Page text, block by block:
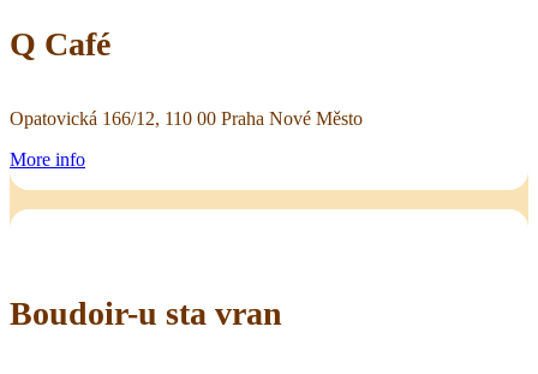
Q Café
Opatovická 166/12, 110 00 Praha Nové Město
More info
Boudoir-u sta vran